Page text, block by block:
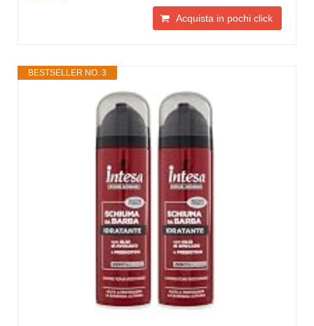
Acquista in pochi click
BESTSELLER NO. 3